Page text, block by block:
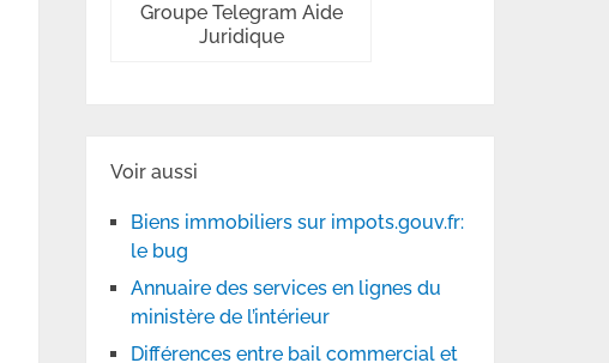
Groupe Telegram Aide
Juridique
Voir aussi
Biens immobiliers sur impots.gouv.fr:
le bug
Annuaire des services en lignes du
ministère de l’intérieur
Différences entre bail commercial et